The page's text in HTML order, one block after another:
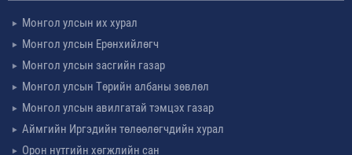
Монгол улсын их хурал
Монгол улсын Ерөнхийлөгч
Монгол улсын засгийн газар
Монгол улсын Төрийн албаны зөвлөл
Монгол улсын авилгатай тэмцэх газар
Аймгийн Иргэдийн төлөөлөгчдийн хурал
Орон нутгийн хөгжлийн сан